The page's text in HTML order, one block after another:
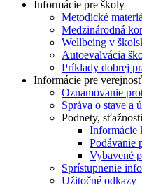
Informácie pre školy
Metodické
Medzinárodná
Wellbeing v
Autoevalvácia
Príklady dobrej
Informácie pre verejnosť
Oznamovanie
Správa o stave a
Podnety,
Informácie
Podávanie
Vybavené
Sprístupnenie
Užitočné odkazy